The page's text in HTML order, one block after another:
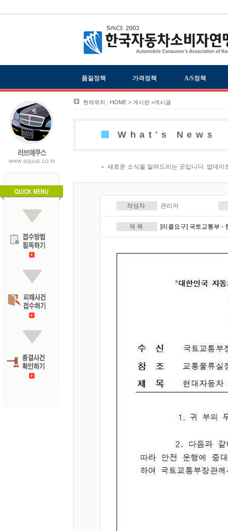
품질정책 가격정책 A/S정책
현재위치 : HOME > 게시판 >게시글
What's News
새로운 소식을 알려드리는 곳입니다. 업데
작성자 관리자
제 목 [리콜요구] 국토교통부 -